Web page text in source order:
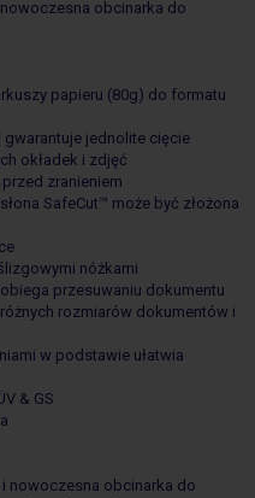
obcinarka do
papieru (80g) do formatu
jednolite cięcie
okładek i zdjęć
zranieniem
SafeCut™ może być złożona
nóżkami
przesuwaniu dokumentu
rozmiarów dokumentów i
w podstawie ułatwia
& GS
nowoczesna obcinarka do